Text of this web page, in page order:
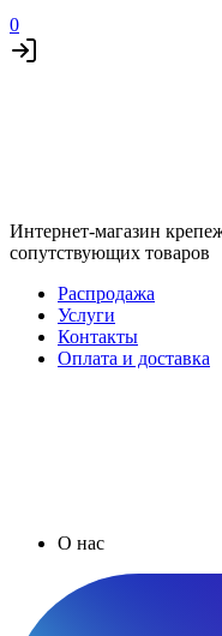
0
Интернет-магазин
сопутствующих товаров
Распродажа
Услуги
Контакты
Оплата и доставка
О нас